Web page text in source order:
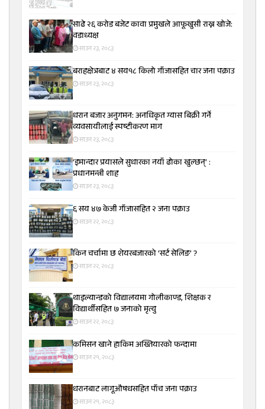
साढे २६ करोड बजेट कावा प्रमुखले आफूखुसी राख्न खोजे:
वडाध्यक्ष
साउन २३, २०८३
बराहक्षेत्रबाट ४ सय१८ किलो गाँजासहित चार जना पक्राउ
साउन २३, २०८३
धरान बजार अनुगमन: अनधिकृत ग्यास बिक्री गर्ने
व्यवसायीलाई स्पष्टीकरण माग
साउन २३, २०८३
‘इमान्दार प्रयासले सुधारका नयाँ ढोका खुल्छन्’ :
प्रधानमन्त्री शाह
साउन २३, २०८३
६ सय ४७ केजी गाँजासहित २ जना पक्राउ
साउन २२, २०८३
किन चर्चामा छ शेयरबजारको ‘सर्ट सेलिङ’ ?
साउन २२, २०८३
थाइल्यान्डको विद्यालयमा गोलीकाण्ड, शिक्षक र
विद्यार्थीसहित ७ जनाको मृत्यु
साउन २२, २०८३
कमिसन खाने हाकिम अख्तियारको फन्दामा
साउन २१, २०८३
धरानबाट लागूऔषधसहित पाँच जना पक्राउ
साउन २१, २०८३